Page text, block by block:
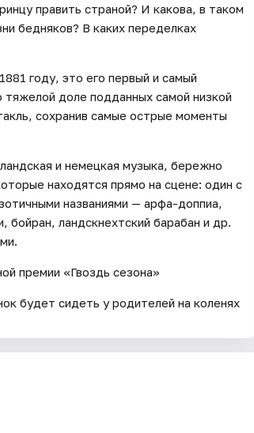
править страной? И какова, в таком
бедняков? В каких переделках
году, это его первый и самый
доле подданных самой низкой
сохранив самые острые моменты
и немецкая музыка, бережно
находятся прямо на сцене: один с
названиями — арфа-доппиа,
бойран, ландскнехтский барабан и др.
премии «Гвоздь сезона»
будет сидеть у родителей на коленях